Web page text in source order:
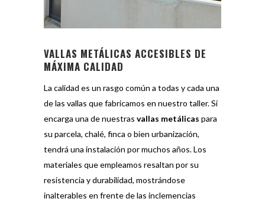
VALLAS METÁLICAS ACCESIBLES DE
MÁXIMA CALIDAD
La calidad es un rasgo común a todas y cada una
de las vallas que fabricamos en nuestro taller. Si
encarga una de nuestras vallas metálicas para
su parcela, chalé, finca o bien urbanización,
tendrá una instalación por muchos años. Los
materiales que empleamos resaltan por su
resistencia y durabilidad, mostrándose
inalterables en frente de las inclemencias